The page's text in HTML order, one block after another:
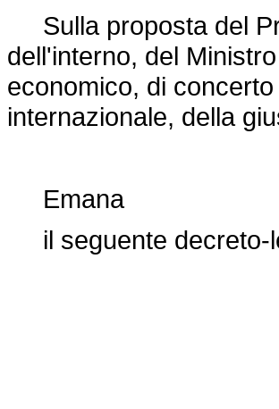
Sulla proposta del
dell'interno, del
economico, di
internazionale, della
Emana
il seguente decreto-